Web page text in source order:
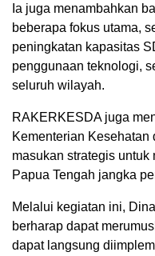
Ia juga menambahkan
beberapa fokus utama,
peningkatan kapasitas
penggunaan teknologi,
seluruh wilayah.
RAKERKESDA juga
Kementerian Kesehatan
masukan strategis
Papua Tengah jangka
Melalui kegiatan ini,
berharap dapat
dapat langsung